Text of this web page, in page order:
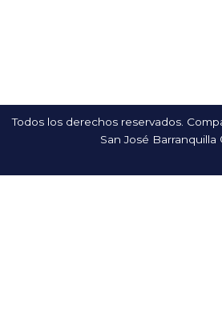
Todos los derechos reservados.
San José Barranquilla